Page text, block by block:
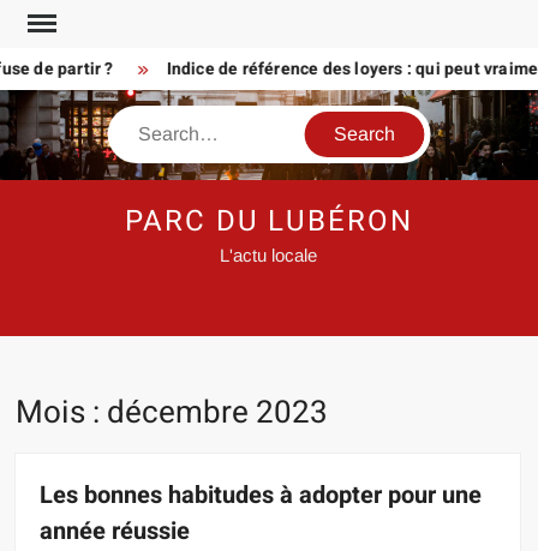
Skip
content
partir ? Indice de référence des loyers : qui peut vraiment
Search
PARC DU LUBÉRON
L'actu locale
Mois : décembre 2023
Les bonnes habitudes à adopter pour une
année réussie